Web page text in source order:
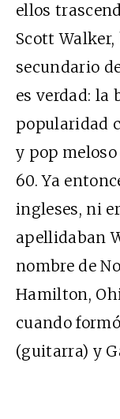
ellos
Scott
secundario
es verdad: la
popularidad
y pop
60. Ya
ingleses, ni
apellidaban
nombre de
Hamilton,
cuando
(guitarra) y